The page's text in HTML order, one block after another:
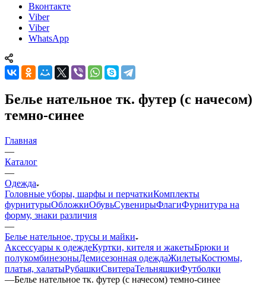
Вконтакте
Viber
Viber
WhatsApp
Белье нательное тк. футер (с начесом)
темно-синее
Главная
—
Каталог
—
Одежда
Головные уборы, шарфы и перчаткиКомплекты
фурнитурыОбложкиОбувьСувенирыФлагиФурнитура на
форму, знаки различия
—
Белье нательное, трусы и майки
Аксессуары к одеждеКуртки, кителя и жакетыБрюки и
полукомбинезоныДемисезонная одеждаЖилетыКостюмы,
платья, халатыРубашкиСвитераТельняшкиФутболки
—Белье нательное тк. футер (с начесом) темно-синее